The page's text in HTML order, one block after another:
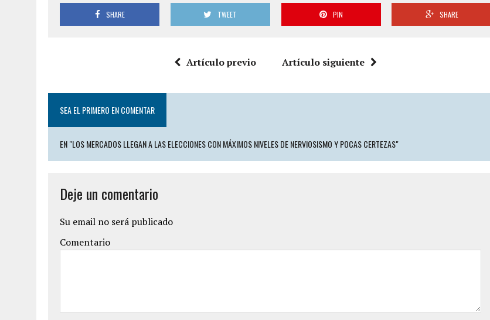
SHARE TWEET PIN SHARE
Artículo previo Artículo siguiente
SEA EL PRIMERO EN COMENTAR
EN "LOS MERCADOS LLEGAN A LAS ELECCIONES CON MÁXIMOS NIVELES DE NERVIOSISMO Y POCAS CERTEZAS"
Deje un comentario
Su email no será publicado
Comentario